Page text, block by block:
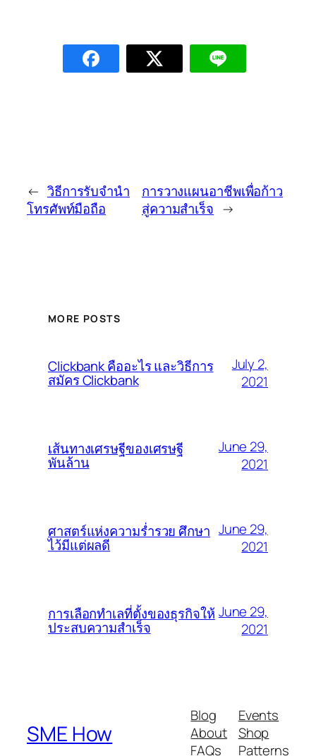
← วิธีการรับจำนำ
โทรศัพท์มือถือ
การวางแผนอาชีพเพื่อก้าว
สู่ความสำเร็จ →
MORE POSTS
Clickbank คืออะไร และวิธีการ
สมัคร Clickbank
July 2,
2021
เส้นทางเศรษฐีของเศรษฐี
พันล้าน
June 29,
2021
ศาสตร์แห่งความร่ำรวย ศึกษา
ไว้มีแต่ผลดี
June 29,
2021
การเลือกทำเลที่ตั้งของธุรกิจให้
ประสบความสำเร็จ
June 29,
2021
SME How
Blog
About
FAQs
Events
Shop
Patterns